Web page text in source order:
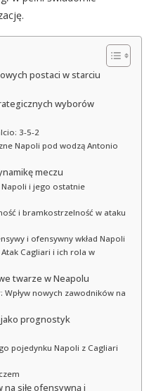
postaci w starciu
wyborów
3-5-2
Napoli pod wodzą Antonio
meczu
Napoli i jego ostatnie
i bramkostrzelność w ataku
i ofensywny wkład Napoli
Cagliari i ich rola w
twarze w Neapolu
nowych zawodników na
prognostyk
pojedynku Napoli z Cagliari
siłę ofensywną i